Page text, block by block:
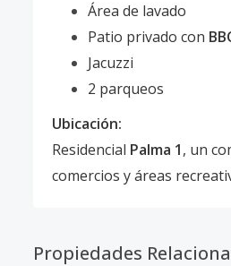
Área de lavado
Patio privado con
Jacuzzi
2 parqueos
Ubicación:
Residencial Palma 1, un
comercios y áreas
Propiedades